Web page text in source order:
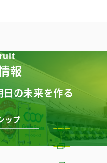
報
の未来を作る
ップ